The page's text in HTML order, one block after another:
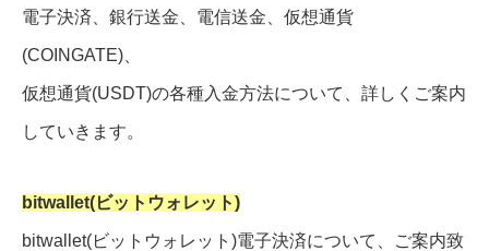
電子決済、銀行送金、電信送金、仮想通貨
(COINGATE)、
仮想通貨(USDT)の各種入金方法について、詳しくご案内
していきます。
bitwallet(ビットウォレット)
bitwallet(ビットウォレット)電子決済について、ご案内致